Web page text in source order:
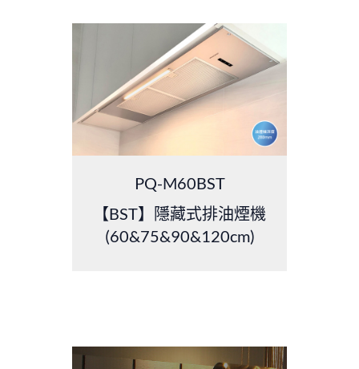
PQ-M60BST
【BST】隱藏式排油煙機
(60&75&90&120cm)